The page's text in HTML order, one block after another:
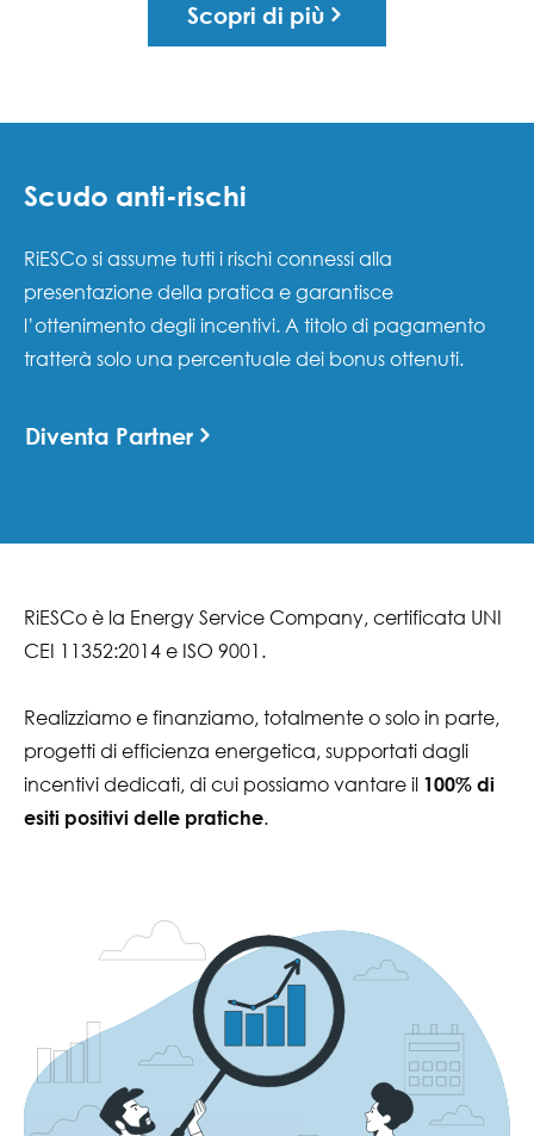
Scopri di più
Scudo anti-rischi
RiESCo si assume tutti i rischi connessi alla
presentazione della pratica e garantisce
l’ottenimento degli incentivi. A titolo di pagamento
tratterà solo una percentuale dei bonus ottenuti.
Diventa Partner
RiESCo è la Energy Service Company, certificata UNI
CEI 11352:2014 e ISO 9001.
Realizziamo e finanziamo, totalmente o solo in parte,
progetti di efficienza energetica, supportati dagli
incentivi dedicati, di cui possiamo vantare il 100% di
esiti positivi delle pratiche.